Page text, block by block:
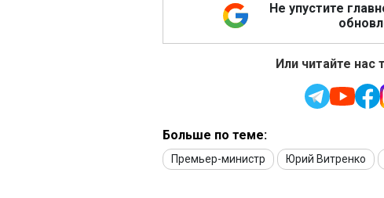
Не упустите
Или читайте нас
Больше по теме:
Премьер-министр Юрий Витренко